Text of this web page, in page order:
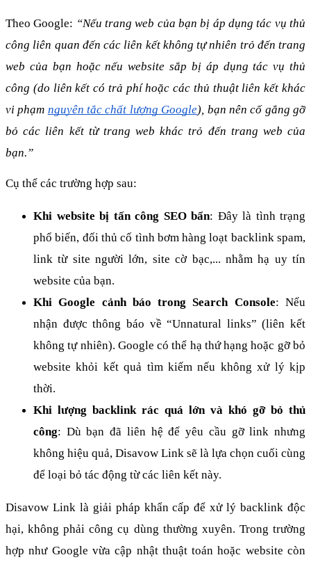
Theo Google: “Nếu trang web của bạn bị áp dụng tác vụ thủ
công liên quan đến các liên kết không tự nhiên trỏ đến trang
web của bạn hoặc nếu website sắp bị áp dụng tác vụ thủ
công (do liên kết có trả phí hoặc các thủ thuật liên kết khác
vi phạm nguyên tắc chất lượng Google), bạn nên cố gắng gỡ
bỏ các liên kết từ trang web khác trỏ đến trang web của
bạn.”
Cụ thể các trường hợp sau:
Khi website bị tấn công SEO bẩn: Đây là tình trạng
phổ biến, đối thủ cố tình bơm hàng loạt backlink spam,
link từ site người lớn, site cờ bạc,... nhằm hạ uy tín
website của bạn.
Khi Google cảnh báo trong Search Console: Nếu
nhận được thông báo về “Unnatural links” (liên kết
không tự nhiên). Google có thể hạ thứ hạng hoặc gỡ bỏ
website khỏi kết quả tìm kiếm nếu không xử lý kịp
thời.
Khi lượng backlink rác quá lớn và khó gỡ bỏ thủ
công: Dù bạn đã liên hệ để yêu cầu gỡ link nhưng
không hiệu quả, Disavow Link sẽ là lựa chọn cuối cùng
để loại bỏ tác động từ các liên kết này.
Disavow Link là giải pháp khẩn cấp để xử lý backlink độc
hại, không phải công cụ dùng thường xuyên. Trong trường
hợp như Google vừa cập nhật thuật toán hoặc website còn